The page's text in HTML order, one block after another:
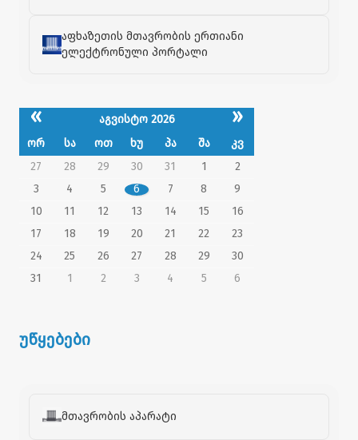
აფხაზეთის მთავრობის ერთიანი
ელექტრონული პორტალი
« აგვისტო 2026 »
ორ სა ოთ ხუ პა შა
კვ
27
28 29 30 31 1
2
3
4 5 6 7 8
9
10
11 12 13 14 15
16
17
18 19 20 21 22
23
24
25 26 27 28 29
30
31
1 2 3 4 5 6
უწყებები
მთავრობის აპარატი